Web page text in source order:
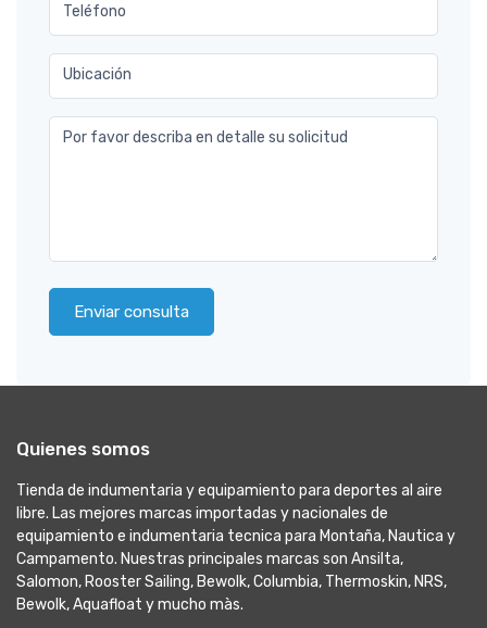
Teléfono
Ubicación
Por favor describa en detalle su solicitud
Enviar consulta
Quienes somos
Tienda de indumentaria y equipamiento para deportes al aire
libre. Las mejores marcas importadas y nacionales de
equipamiento e indumentaria tecnica para Montaña, Nautica y
Campamento. Nuestras principales marcas son Ansilta,
Salomon, Rooster Sailing, Bewolk, Columbia, Thermoskin, NRS,
Bewolk, Aquafloat y mucho màs.